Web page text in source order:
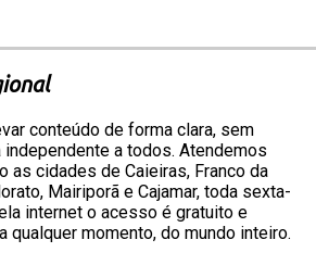
conteúdo de forma clara, sem
independente a todos. Atendemos
as cidades de Caieiras, Franco da
Mairiporã e Cajamar, toda sexta-
internet o acesso é gratuito e
qualquer momento, do mundo inteiro.